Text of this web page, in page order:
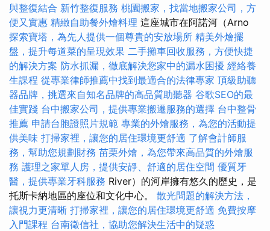
與整復結合 新竹整復服務 桃園搬家，找當地搬家公司，方
便又實惠 精緻自助餐外燴料理 這座城市在阿諾河（Arno
探索寶塔，為先人提供一個尊貴的安放場所 精美外燴擺
盤，提升每道菜的呈現效果 二手攤車回收服務，方便快捷
的解決方案 防水抓漏，徹底解決您家中的漏水困擾 經絡養
生課程 從專業律師推薦中找到最適合的法律專家 頂級助聽
器品牌，挑選來自知名品牌的高品質助聽器 谷歌SEO的最
佳實踐 台中搬家公司，提供專業搬遷服務的選擇 台中整骨
推薦 申請台胞證照片規範 專業的外燴服務，為您的活動提
供美味 打掃家裡，讓您的居住環境更舒適 了解會計師服
務，幫助您規劃財務 苗栗外燴，為您帶來高品質的外燴服
務 護理之家單人房，提供安靜、舒適的居住空間 優質牙
醫，提供專業牙科服務 River）的河岸擁有悠久的歷史，是
托斯卡納地區的座位和文化中心。 散光問題的解決方法，
讓視力更清晰 打掃家裡，讓您的居住環境更舒適 免費按摩
入門課程 台南徵信社，協助您解決生活中的疑惑